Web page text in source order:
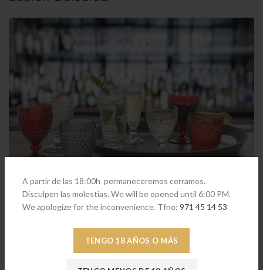
A partir de las 18:00h permaneceremos cerramos.
Disculpen las molestias. We will be opened until 6:00 PM.
We apologize for the inconvenience. Tfno: 971 45 14 53
TENGO 18 AÑOS O MÁS
PRODUCTOS RELACIONADOS